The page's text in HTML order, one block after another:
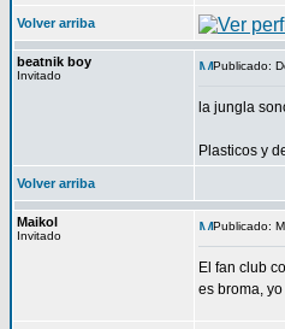
Volver arriba
beatnik boy
Invitado
Publicado:
la jungla
Plasticos y
Volver arriba
Maikol
Invitado
Publicado:
El fan club
es broma,